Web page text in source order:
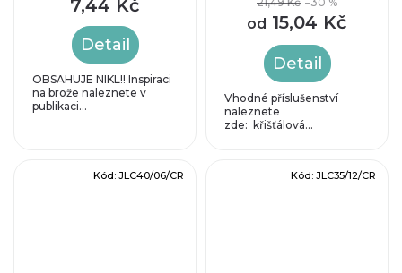
7,44 Kč
Detail
OBSAHUJE NIKL!! Inspiraci
na brože naleznete v
publikaci...
od 15,04 Kč
Detail
Vhodné příslušenství
naleznete
zde: křišťálová...
Kód: JLC40/06/CR Kód: JLC35/12/CR